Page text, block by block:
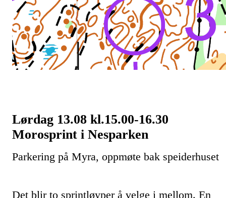
Lørdag 13.08 kl.15.00-16.30
Morosprint i Nesparken
Parkering på Myra, oppmøte bak speiderhuset
Det blir to sprintløyper å velge i mellom. En